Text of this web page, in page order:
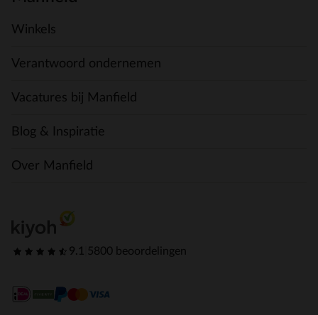
Winkels
Verantwoord ondernemen
Vacatures bij Manfield
Blog & Inspiratie
Over Manfield
9.1 5800 beoordelingen